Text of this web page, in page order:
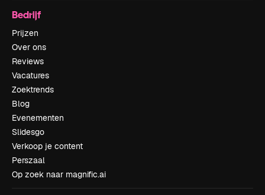
Bedrijf
Prijzen
Over ons
Reviews
Vacatures
Zoektrends
Blog
Evenementen
Slidesgo
Verkoop je content
Perszaal
Op zoek naar magnific.ai